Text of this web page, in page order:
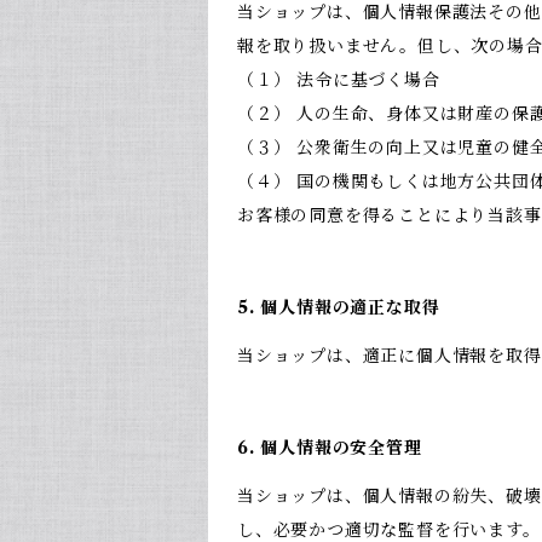
当ショップは、個人情報保護法その
報を取り扱いません。但し、次の場
（１） 法令に基づく場合
（２） 人の生命、身体又は財産の
（３） 公衆衛生の向上又は児童の
（４） 国の機関もしくは地方公共
お客様の同意を得ることにより当該
5. 個人情報の適正な取得
当ショップは、適正に個人情報を取
6. 個人情報の安全管理
当ショップは、個人情報の紛失、破
し、必要かつ適切な監督を行います